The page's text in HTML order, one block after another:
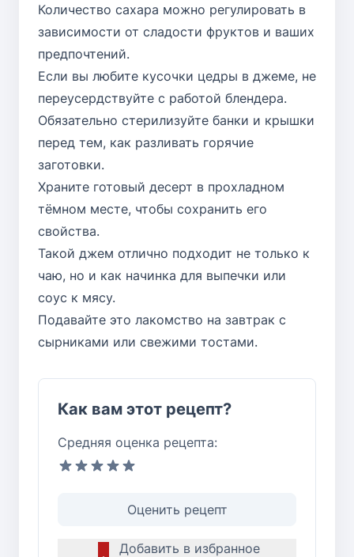
Количество сахара можно регулировать в
зависимости от сладости фруктов и ваших
предпочтений.
Если вы любите кусочки цедры в джеме, не
переусердствуйте с работой блендера.
Обязательно стерилизуйте банки и крышки
перед тем, как разливать горячие
заготовки.
Храните готовый десерт в прохладном
тёмном месте, чтобы сохранить его
свойства.
Такой джем отлично подходит не только к
чаю, но и как начинка для выпечки или
соус к мясу.
Подавайте это лакомство на завтрак с
сырниками или свежими тостами.
Как вам этот рецепт?
Средняя оценка рецепта:
Оценить рецепт
Добавить в избранное